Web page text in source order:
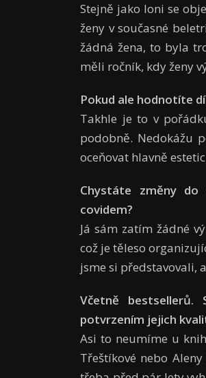
Stejně jako loni se
ženy v současné
žádná žena, to byla
měli ročník, kdy ženy
Pokud ale hodnotíte
Takhle je to v
podobně. Nedokážu
oceňovat hlavně
Chystáte změny do
covidem?
Já sám zatím žádné
což je těleso
jsme si představovali,
Včetně
potvrzením jejich
Asi to neumíme u
Třeštíkové nebo